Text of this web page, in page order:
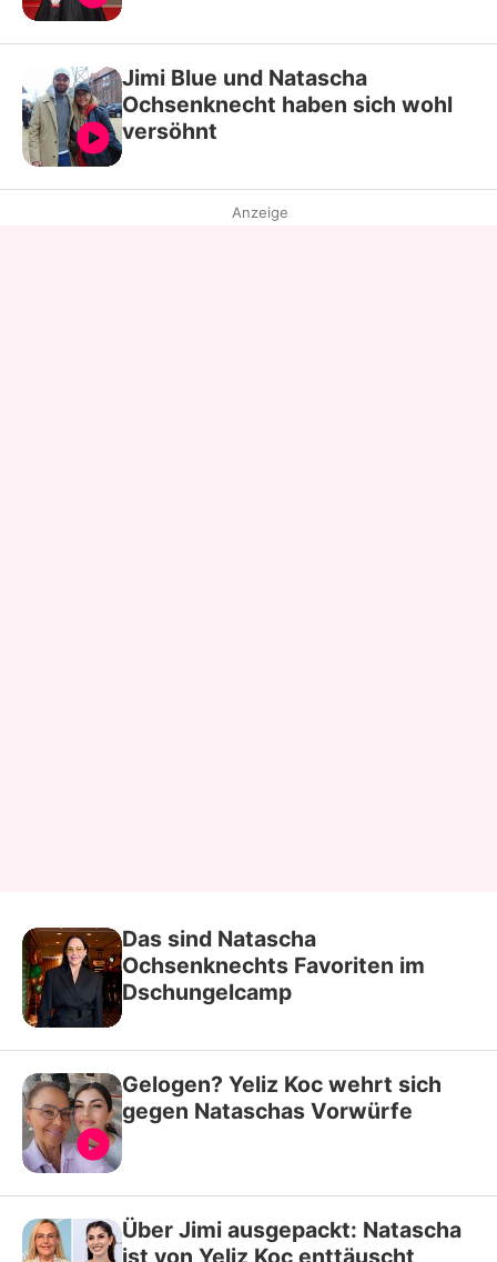
Jimi Blue und Natascha
Ochsenknecht haben sich wohl
versöhnt
Anzeige
Das sind Natascha
Ochsenknechts Favoriten im
Dschungelcamp
Gelogen? Yeliz Koc wehrt sich
gegen Nataschas Vorwürfe
Über Jimi ausgepackt: Natascha
ist von Yeliz Koc enttäuscht